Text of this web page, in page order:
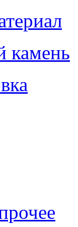
камень